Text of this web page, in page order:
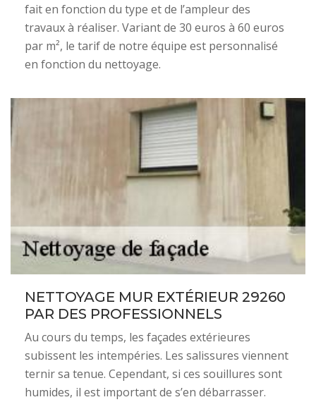
fait en fonction du type et de l’ampleur des
travaux à réaliser. Variant de 30 euros à 60 euros
par m², le tarif de notre équipe est personnalisé
en fonction du nettoyage.
NETTOYAGE MUR EXTÉRIEUR 29260
PAR DES PROFESSIONNELS
Au cours du temps, les façades extérieures
subissent les intempéries. Les salissures viennent
ternir sa tenue. Cependant, si ces souillures sont
humides, il est important de s’en débarrasser.